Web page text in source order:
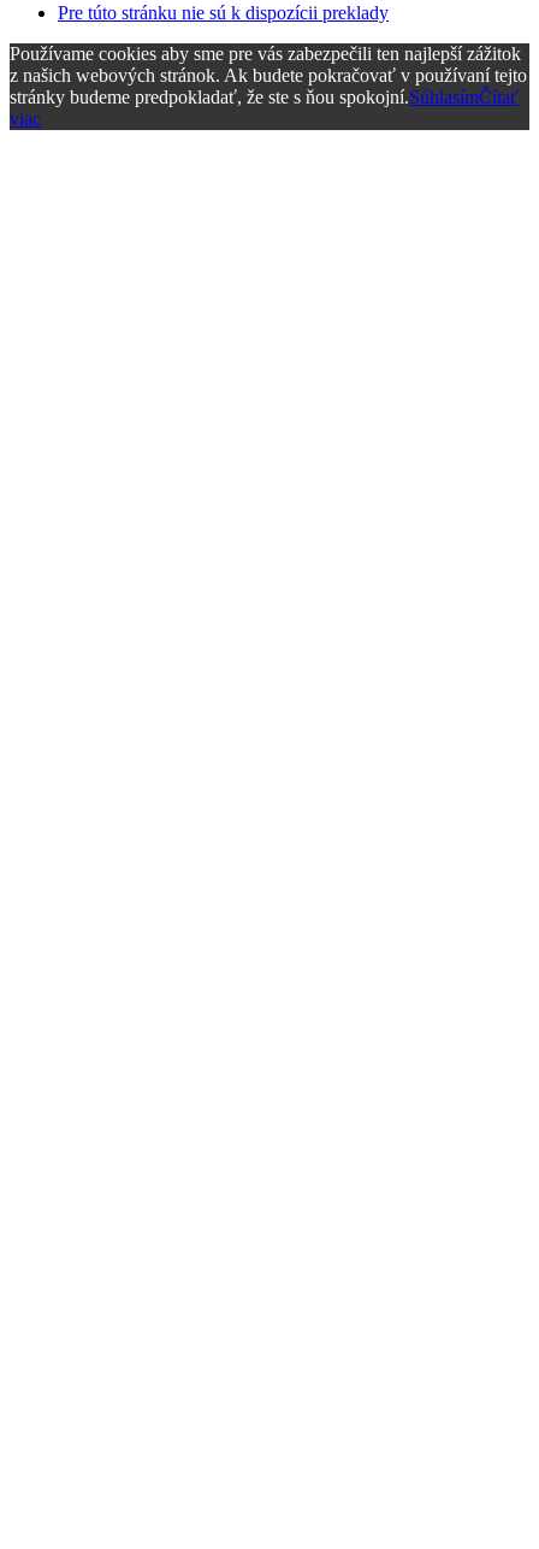
Pre túto stránku nie sú k dispozícii preklady
Používame cookies aby sme pre vás zabezpečili ten najlepší zážitok
z našich webových stránok. Ak budete pokračovať v používaní tejto
stránky budeme predpokladať, že ste s ňou spokojní.SúhlasímČítať
viac